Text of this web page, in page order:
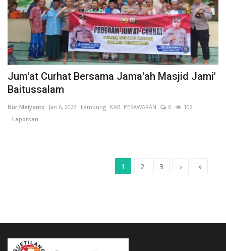
Jum'at Curhat Bersama Jama'ah Masjid Jami'
Baitussalam
Nur Meiyanto Jan 6, 2023 Lampung KAB. PESAWARAN 0
102
Laporkan
1 2 3 › »